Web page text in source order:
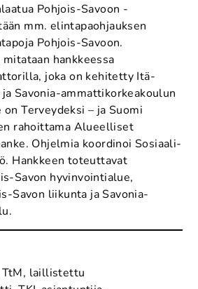
Pohjois-Savoon -
mm. elintapaohjauksen
Pohjois-Savoon.
hankkeessa
joka on kehitetty Itä-
Savonia-ammattikorkeakoulun
Terveydeksi – ja Suomi
rahoittama Alueelliset
Ohjelmia koordinoi Sosiaali-
Hankkeen toteuttavat
Savon hyvinvointialue,
Savon liikunta ja Savonia-
TtM, laillistettu